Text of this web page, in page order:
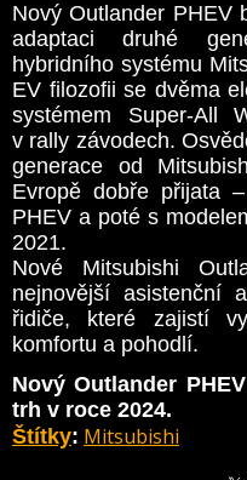
Nový Outlander PHEV
adaptaci druhé
hybridního systému
EV filozofii se dvěma
systémem Super-All
v rally závodech.
generace od
Evropě dobře přijata
PHEV a poté s
2021.
Nové Mitsubishi
nejnovější asistenční
řidiče, které zajistí
komfortu a pohodlí.
Nový Outlander
trh v roce 2024.
Štítky: Mitsubishi